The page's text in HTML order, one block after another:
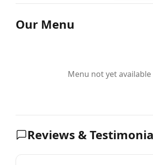
Our Menu
Menu not yet available
Reviews &